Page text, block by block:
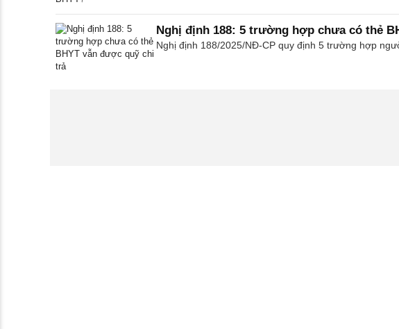
Nghị định 188: 5 trường hợp chưa có thẻ
Nghị định 188/2025/NĐ-CP quy định 5 trường hợp